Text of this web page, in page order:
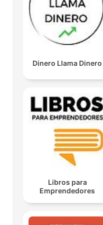
Dinero Llama Dinero
Libros para
Emprendedores